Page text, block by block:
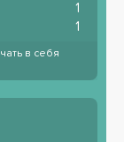
1
1
в себя